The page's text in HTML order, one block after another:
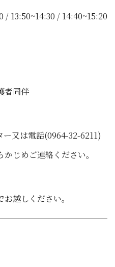
13:50~14:30 / 14:40~15:20
者同伴
又は電話(0964-32-6211)
じめご連絡ください。
越しください。